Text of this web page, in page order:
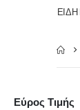
Εύρος Τιμής